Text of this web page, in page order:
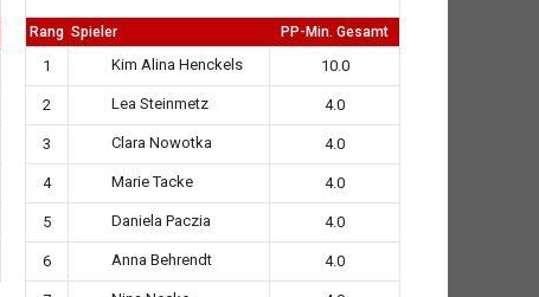
Rang Spieler PP-Min. Gesamt
1 Kim Alina Henckels 10.0
2 Lea Steinmetz 4.0
3 Clara Nowotka 4.0
4 Marie Tacke 4.0
5 Daniela Paczia 4.0
6 Anna Behrendt 4.0